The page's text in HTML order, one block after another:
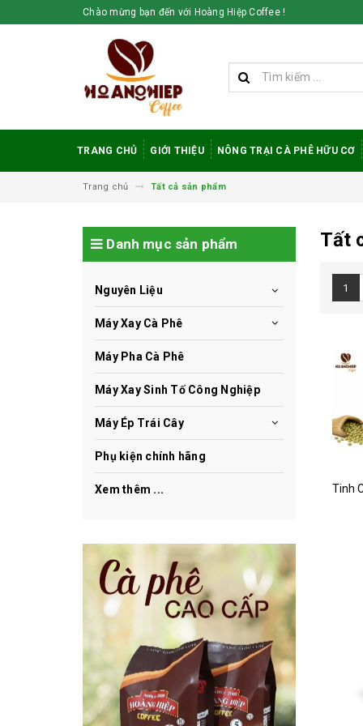
Chào mừng bạn đến với Hoàng Hiệp Coffee !
TRANG CHỦ GIỚI THIỆU NÔNG TRẠI CÀ PHÊ HỮU CƠ
Trang chủ Tất cả sản phẩm
Tất
1
Danh mục sản phẩm
Nguyên Liệu
Máy Xay Cà Phê
Máy Pha Cà Phê
Máy Xay Sinh Tố Công Nghiệp
Máy Ép Trái Cây
Phụ kiện chính hãng
Xem thêm ...